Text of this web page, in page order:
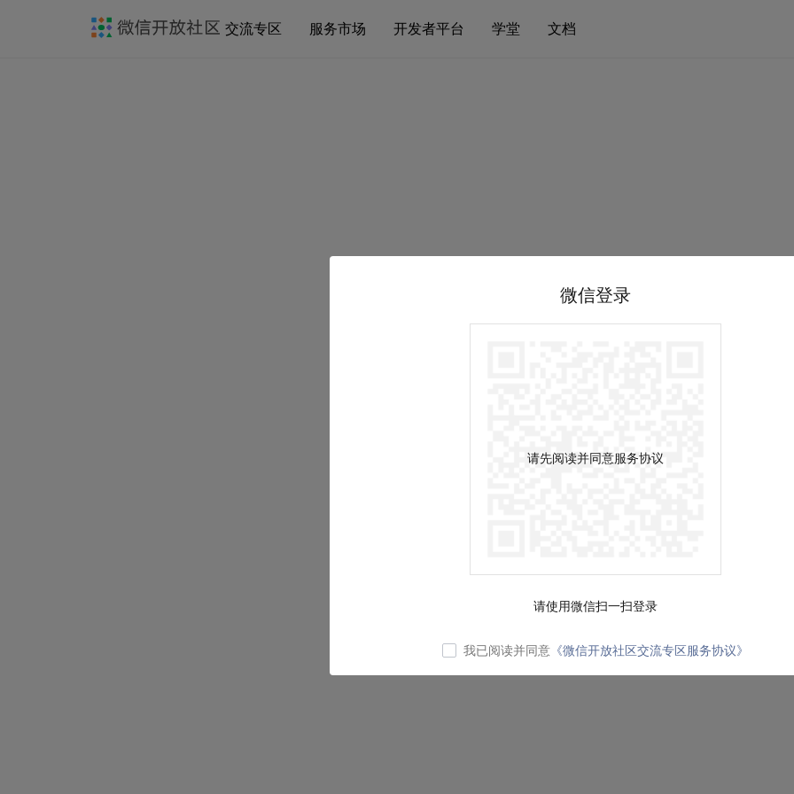
交流专区 服务市场 开发者平台 学堂 文档
微信登录
请先阅读并同意服务协议
请使用微信扫一扫登录
我已阅读并同意 《微信开放社区交流专区服务协议》